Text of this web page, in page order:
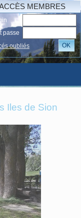
MEMBRES
passe
oubliés
OK
Iles de Sion